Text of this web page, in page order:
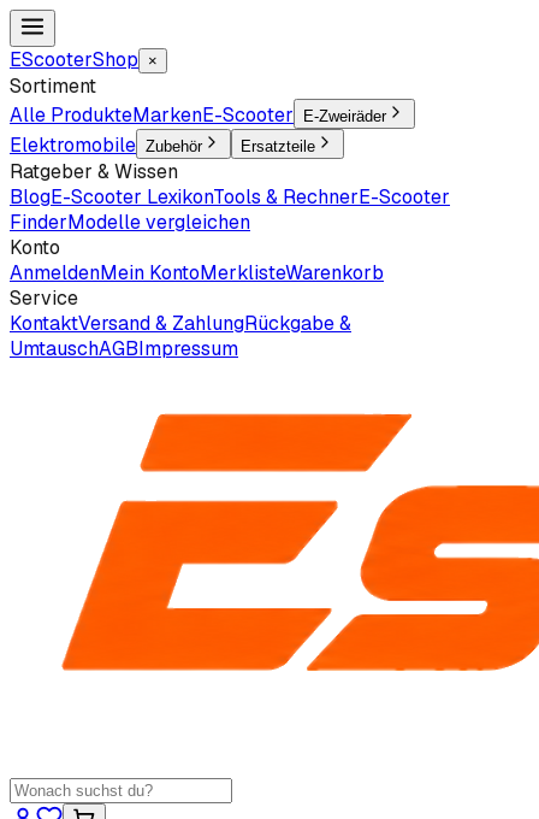
EScooterShop ×
Sortiment
Alle ProdukteMarkenE-Scooter E-Zweiräder
Elektromobile Zubehör Ersatzteile
Ratgeber & Wissen
BlogE-Scooter LexikonTools & RechnerE-Scooter
FinderModelle vergleichen
Konto
AnmeldenMein KontoMerklisteWarenkorb
Service
KontaktVersand & ZahlungRückgabe &
UmtauschAGBImpressum